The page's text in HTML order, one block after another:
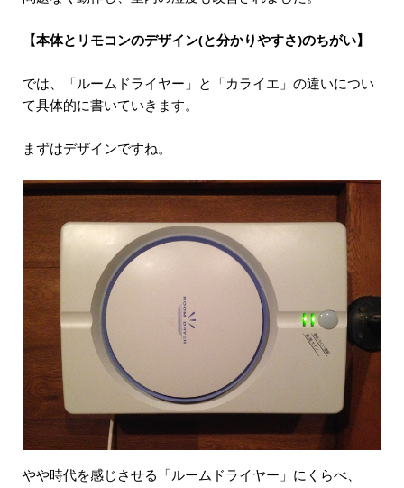
【本体とリモコンのデザイン(と分かりやすさ)のちがい】
では、「ルームドライヤー」と「カライエ」の違いについ
て具体的に書いていきます。
まずはデザインですね。
やや時代を感じさせる「ルームドライヤー」にくらべ、